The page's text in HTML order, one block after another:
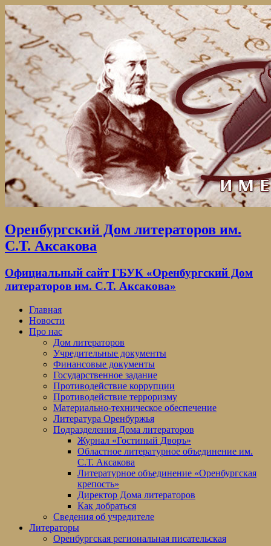
Оренбургский Дом литераторов им.
С.Т. Аксакова
Официальный сайт ГБУК «Оренбургский Дом
литераторов им. С.Т. Аксакова»
Главная
Новости
Про нас
Дом литераторов
Учредительные документы
Финансовые документы
Государственное задание
Противодействие коррупции
Противодействие терроризму
Материально-техническое обеспечение
Литература Оренбуржья
Подразделения Дома литераторов
Журнал «Гостиный Дворъ»
Областное литературное объединение им.
С.Т. Аксакова
Литературное объединение «Оренбургская
крепость»
Директор Дома литераторов
Как добраться
Сведения об учредителе
Литераторы
Оренбургская региональная писательская